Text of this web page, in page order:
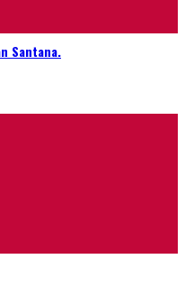
Santana.